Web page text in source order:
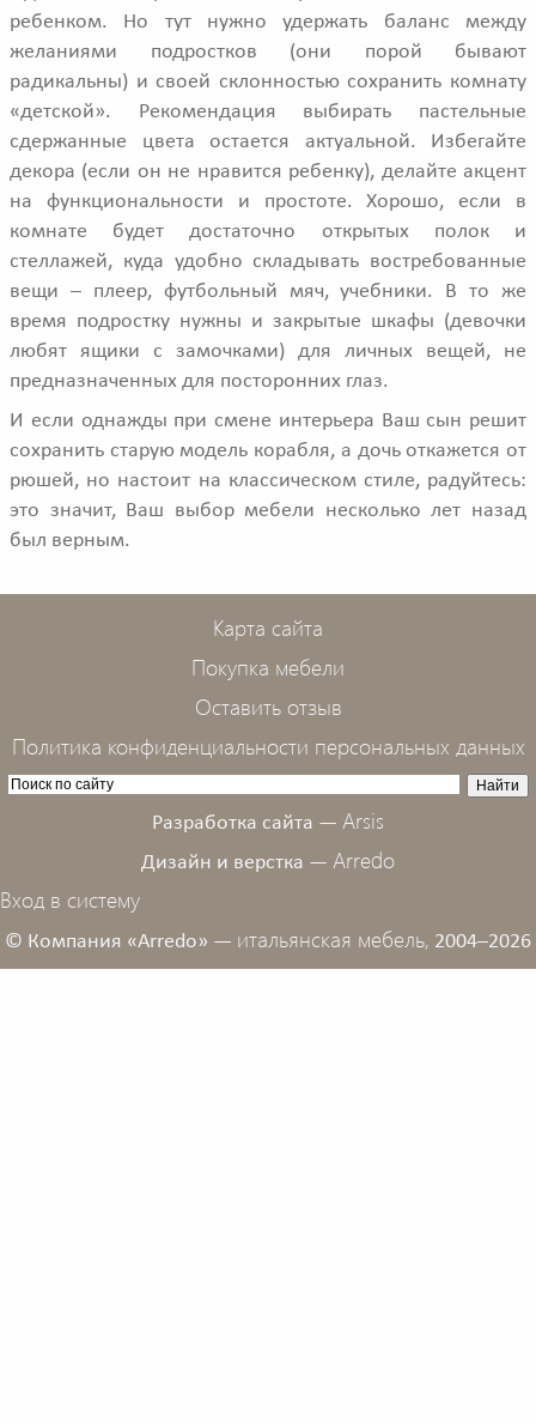
ребенком. Но тут нужно удержать баланс между
желаниями подростков (они порой бывают
радикальны) и своей склонностью сохранить комнату
«детской». Рекомендация выбирать пастельные
сдержанные цвета остается актуальной. Избегайте
декора (если он не нравится ребенку), делайте акцент
на функциональности и простоте. Хорошо, если в
комнате будет достаточно открытых полок и
стеллажей, куда удобно складывать востребованные
вещи – плеер, футбольный мяч, учебники. В то же
время подростку нужны и закрытые шкафы (девочки
любят ящики с замочками) для личных вещей, не
предназначенных для посторонних глаз.
И если однажды при смене интерьера Ваш сын решит
сохранить старую модель корабля, а дочь откажется от
рюшей, но настоит на классическом стиле, радуйтесь:
это значит, Ваш выбор мебели несколько лет назад
был верным.
Карта сайта
Покупка мебели
Оставить отзыв
Политика конфиденциальности персональных данных
Разработка сайта — Arsis
Дизайн и верстка — Arredo
Вход в систему
© Компания «Arredo» — итальянская мебель, 2004–2026